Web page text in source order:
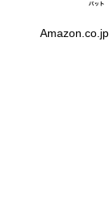
Amazon.co.jp